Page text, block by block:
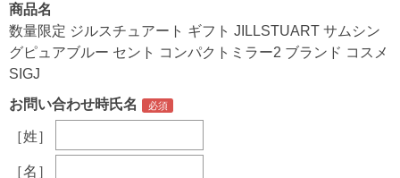
商品名
数量限定 ジルスチュアート ギフト JILLSTUART サムシン
グピュアブルー セント コンパクトミラー2 ブランド コスメ
SIGJ
お問い合わせ時氏名
［姓］
［名］